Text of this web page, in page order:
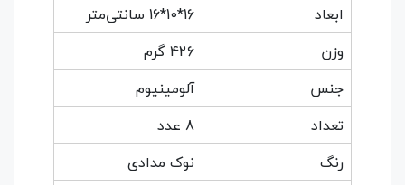
ابعاد
16*10*16 سانتی‌متر
وزن
426 گرم
جنس
آلومینیوم
تعداد
8 عدد
رنگ
نوک مدادی